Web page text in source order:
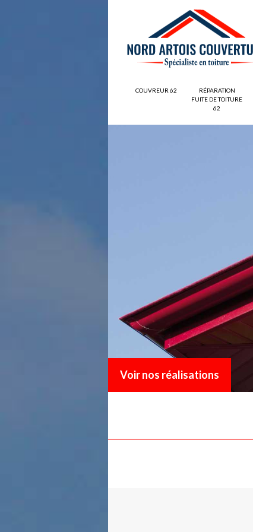
COUVREUR 62
RÉPARATION
FUITE DE TOITURE
62
Voir nos réalisations